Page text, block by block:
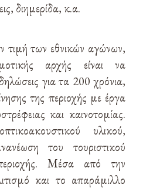
διημερίδα, κ.α.
των εθνικών αγώνων,
αρχής είναι να
για τα 200 χρόνια,
της περιοχής με έργα
και καινοτομίας.
υλικού,
του τουριστικού
Μέσα από την
και το απαράμιλλο